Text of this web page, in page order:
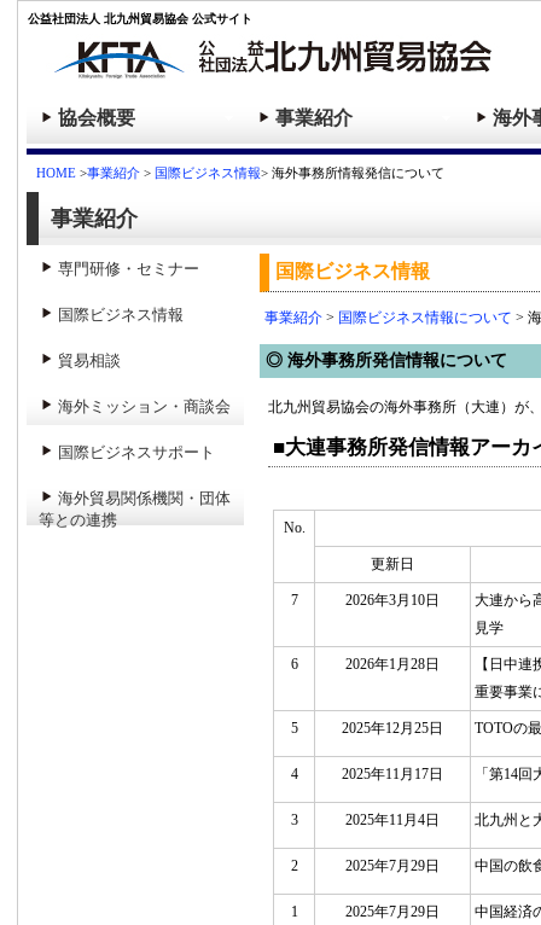
公益社団法人 北九州貿易協会 公式サイト
協会概要 事業紹介 海外
HOME >事業紹介 > 国際ビジネス情報> 海外事務所情報発信について
事業紹介
専門研修・セミナー
国際ビジネス情報
貿易相談
海外ミッション・商談会
国際ビジネスサポート
海外貿易関係機関・団体
等との連携
国際ビジネス情報
事業紹介 > 国際ビジネス情報について >
◎ 海外事務所発信情報について
北九州貿易協会の海外事務所（大連）が
■大連事務所発信情報アーカ
No.
更新日
7 2026年3月10日
大連から
見学
6 2026年1月28日
【日中
重要事業
5 2025年12月25日 TOTOの
4 2025年11月17日 「第14
3 2025年11月4日 北九州と
2 2025年7月29日 中国の飲
1 2025年7月29日 中国経済